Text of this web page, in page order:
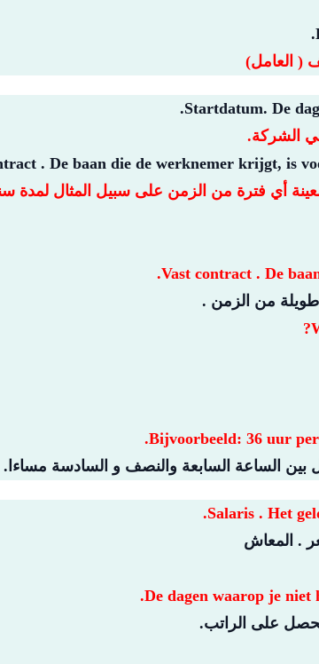
( العامل)
Startdatum. De
في الشركة.
. De baan die de werknemer krijgt, is
أي فترة من الزمن على سبيل المثال لمدة
Vast contract . De
طويلة من الزمن .
Bijvoorbeeld: 36 uur
Salaris . Het
. المعاش
De dagen waarop je
على الراتب.